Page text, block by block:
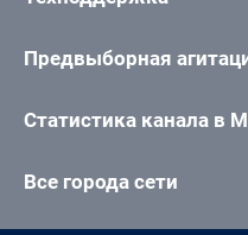
Предвыборная
Статистика канала в
Все города сети